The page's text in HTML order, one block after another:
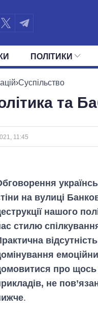
ПОЛIТИКИ
ПРЕЗИДЕНТ І ОФІС
›Суспільство
та
11:45
на вулиці
нашого
стилю
про щось
не
.